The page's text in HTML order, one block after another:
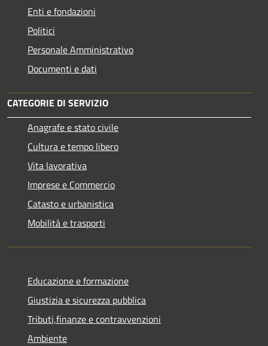
Enti e fondazioni
Politici
Personale Amministrativo
Documenti e dati
CATEGORIE DI SERVIZIO
Anagrafe e stato civile
Cultura e tempo libero
Vita lavorativa
Imprese e Commercio
Catasto e urbanistica
Mobilità e trasporti
Educazione e formazione
Giustizia e sicurezza pubblica
Tributi,finanze e contravvenzioni
Ambiente